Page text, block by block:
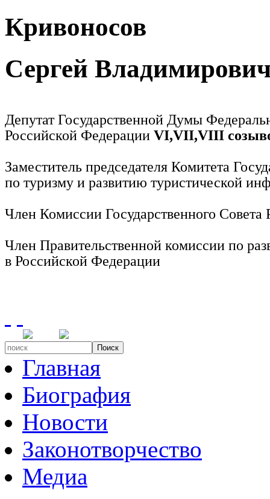
Кривоносов
Сергей
Депутат Государственной Думы
Российской Федерации VI,VII,VIII
Заместитель председателя Комитета
по туризму и развитию туристической
Член Комиссии Государственного
Член Правительственной комиссии по
в Российской Федерации
Поиск
Главная
Биография
Новости
Законотворчество
Медиа